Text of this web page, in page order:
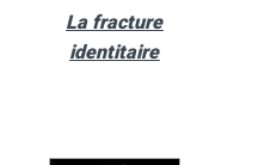
La fracture
identitaire